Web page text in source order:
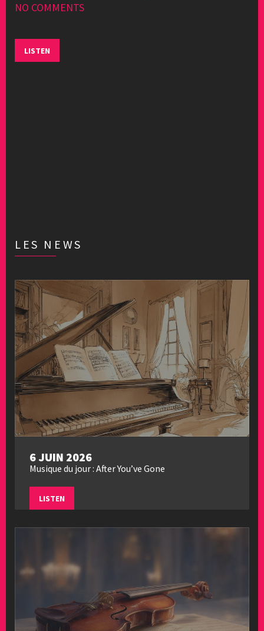
NO COMMENTS
LISTEN
LES NEWS
6 JUIN 2026
Musique du jour : After You’ve Gone
LISTEN